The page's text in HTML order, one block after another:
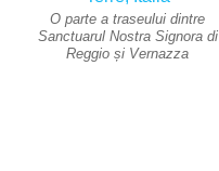
O parte a traseului dintre
Sanctuarul Nostra Signora di
Reggio și Vernazza